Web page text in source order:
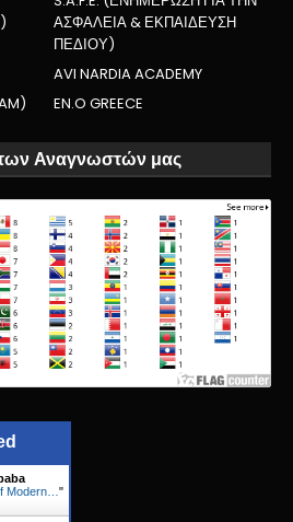
ΑΣΦΑΛΕΙΑ & ΕΚΠΑΙΔΕΥΣΗ
ΠΕΔΙΟΥ)
AVI NARDIA ACADEMY
EN.O GREECE
Αναγνωστών μας
Modern… "